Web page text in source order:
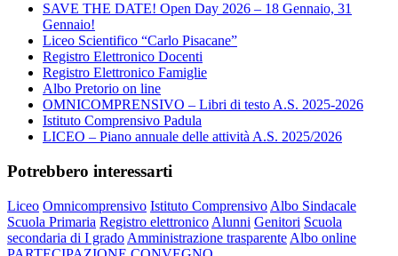
SAVE THE DATE! Open Day 2026 – 18 Gennaio, 31
Gennaio!
Liceo Scientifico “Carlo Pisacane”
Registro Elettronico Docenti
Registro Elettronico Famiglie
Albo Pretorio on line
OMNICOMPRENSIVO – Libri di testo A.S. 2025-2026
Istituto Comprensivo Padula
LICEO – Piano annuale delle attività A.S. 2025/2026
Potrebbero interessarti
Liceo Omnicomprensivo Istituto Comprensivo Albo Sindacale
Scuola Primaria Registro elettronico Alunni Genitori Scuola
secondaria di I grado Amministrazione trasparente Albo online